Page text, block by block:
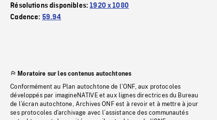
Résolutions disponibles:1920 x 1080
Cadence: 59.94
Moratoire sur les contenus autochtones
Conformément au Plan autochtone de l’ONF, aux protocoles
développés par imagineNATIVE et aux lignes directrices du Bureau
de l’écran autochtone, Archives ONF est à revoir et à mettre à jour
ses protocoles d’archivage avec l’assistance des communautés